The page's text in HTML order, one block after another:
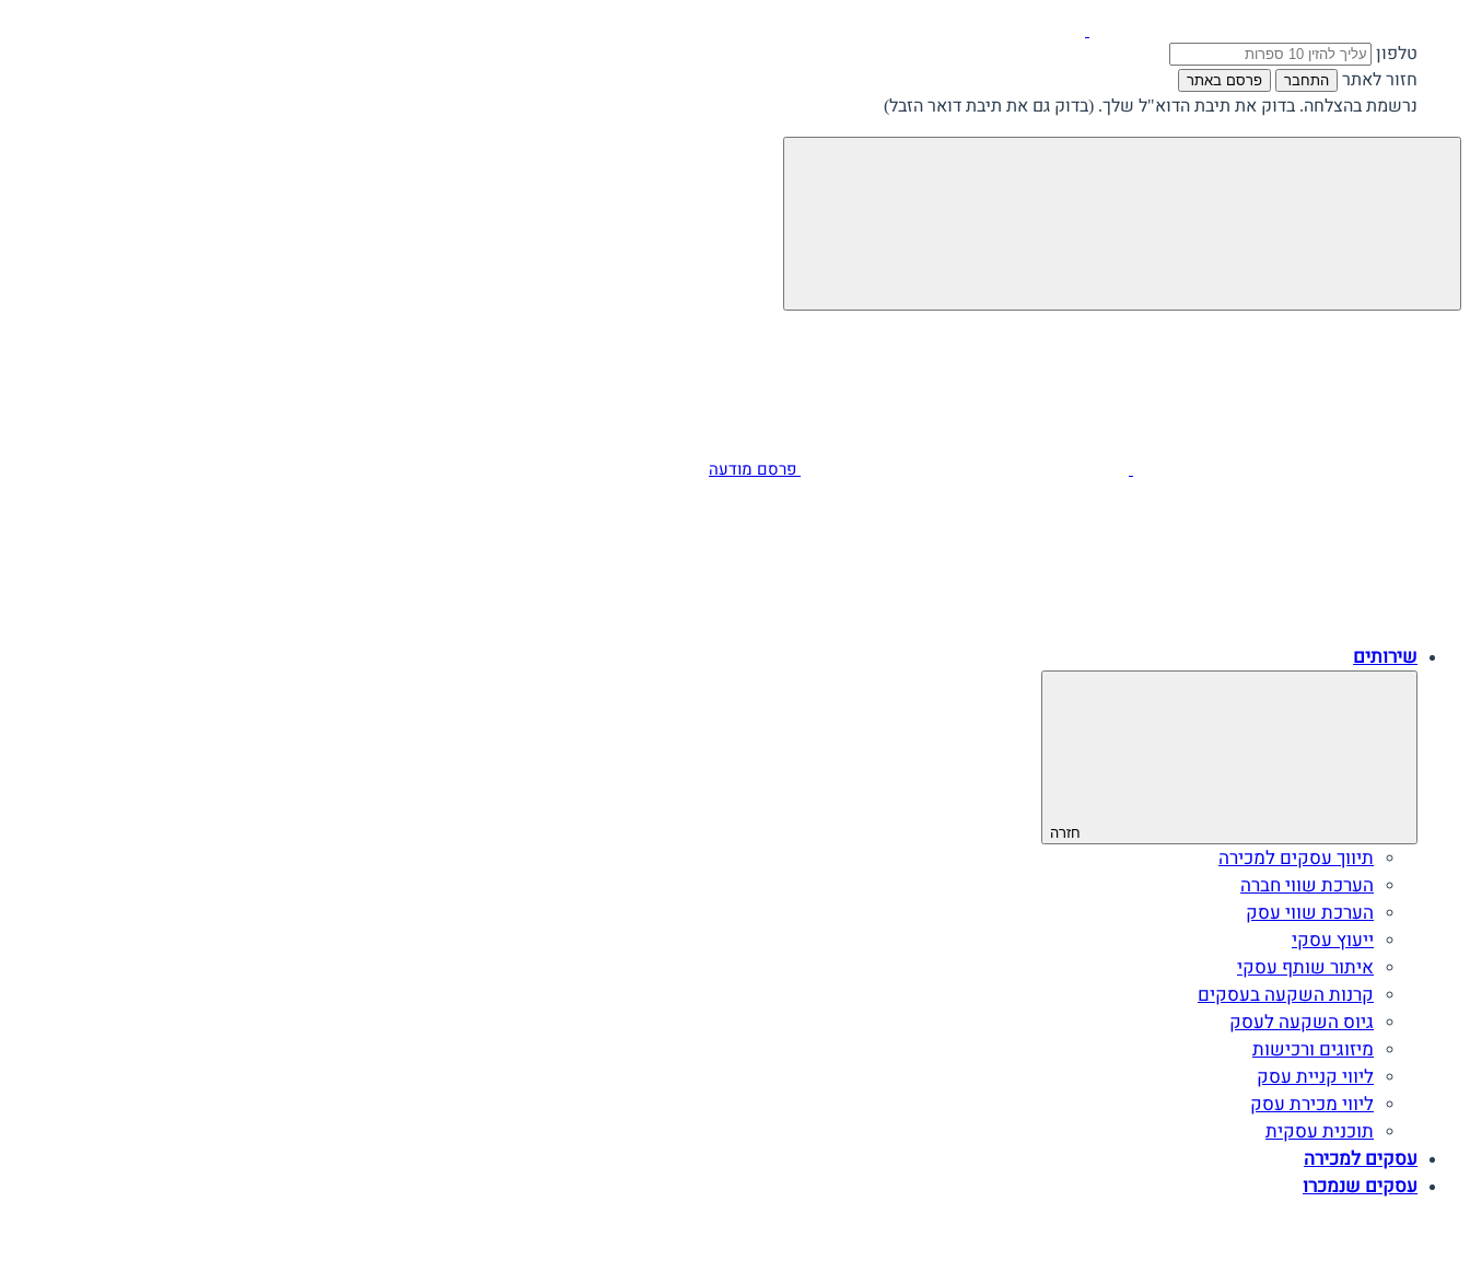
טלפון
חזור לאתר
התחבר פרסם באתר
נרשמת בהצלחה. בדוק את תיבת הדוא"ל שלך. (בדוק גם את תיבת דואר הזבל)
פרסם מודעה
שירותים
חזרה
תיווך עסקים למכירה
הערכת שווי חברה
הערכת שווי עסק
ייעוץ עסקי
איתור שותף עסקי
קרנות השקעה בעסקים
גיוס השקעה לעסק‎‎
מיזוגים ורכישות
ליווי קניית עסק
ליווי מכירת עסק
תוכנית עסקית
עסקים למכירה
עסקים שנמכרו